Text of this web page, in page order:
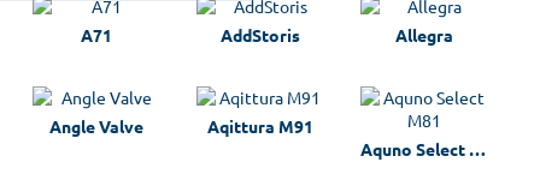
A71 AddStoris Allegra
Angle Valve
Aqittura M91
Aquno Select M81